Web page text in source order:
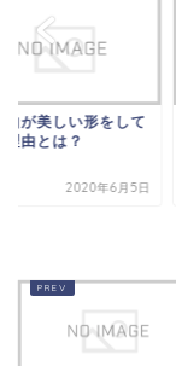
山が美しい形をして
理由とは？
2020年6月5日